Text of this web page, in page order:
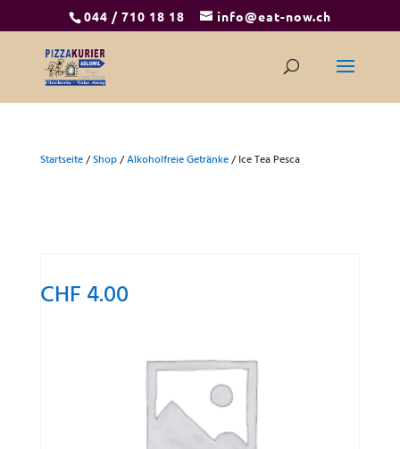
044 / 710 18 18 info@eat-now.ch
Startseite/Shop/Alkoholfreie Getränke/ Ice Tea Pesca
CHF 4.00